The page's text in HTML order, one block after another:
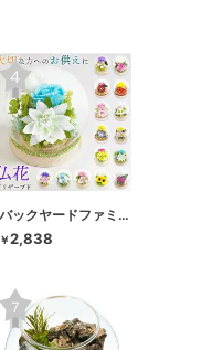
バックヤードファミリー
￥2,838